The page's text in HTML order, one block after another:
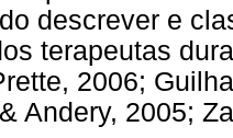
descrever e
terapeutas
2006;
Andery, 2005;